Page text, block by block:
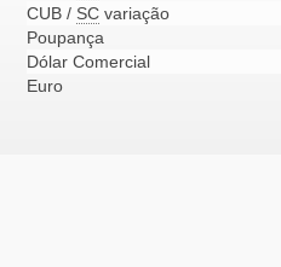
CUB / SC variação
Poupança
Dólar Comercial
Euro